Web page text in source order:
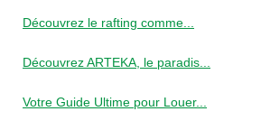
Découvrez le rafting comme...
Découvrez ARTEKA, le paradis...
Votre Guide Ultime pour Louer...